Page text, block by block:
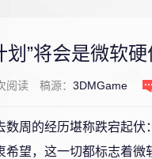
划”将会是微软
阅读 稿源： 3DMGame
数周的经历堪称跌宕起
希望，这一切都标志着微